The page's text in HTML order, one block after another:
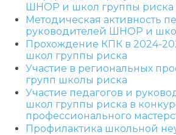
ШНОР и школ группы риска
Методическая активность
руководителей ШНОР и
Прохождение КПК в 2024-
школ группы риска
Участие в региональных
групп школы риска
Участие педагогов и
школ группы риска в
профессионального
Профилактика школьной